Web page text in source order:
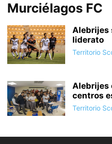
Murciélagos FC
Alebrijes
liderato
Territorio
Alebrijes
centros
Territorio